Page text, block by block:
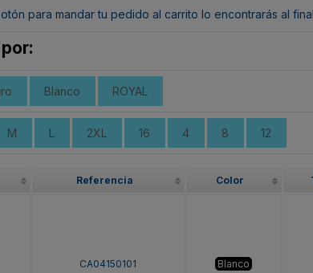
para mandar tu pedido al carrito lo encontrarás al
Blanco ROYAL
M L 2XL 16 4 8 12
Referencia Color
CA04150101 Blanco